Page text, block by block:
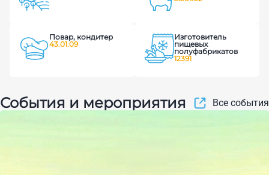
Повар, кондитер
43.01.09
Изготовитель
пищевых
полуфабрикатов
12391
События и мероприятия Все события